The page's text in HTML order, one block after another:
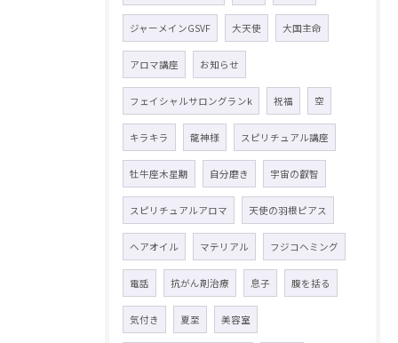
ジャーメインGSVF 大天使 大国主命
アロマ講座 お知らせ
フェイシャルサロングランk 祝福 空
キラキラ 龍神様 スピリチュアル講座
牡牛座木星期 自分磨き 宇宙の叡智
スピリチュアルアロマ 天使の羽根ピアス
ヘアオイル マテリアル フジコヘミング
電話 抗がん剤治療 息子 腹を括る
気付き 夏至 美容室